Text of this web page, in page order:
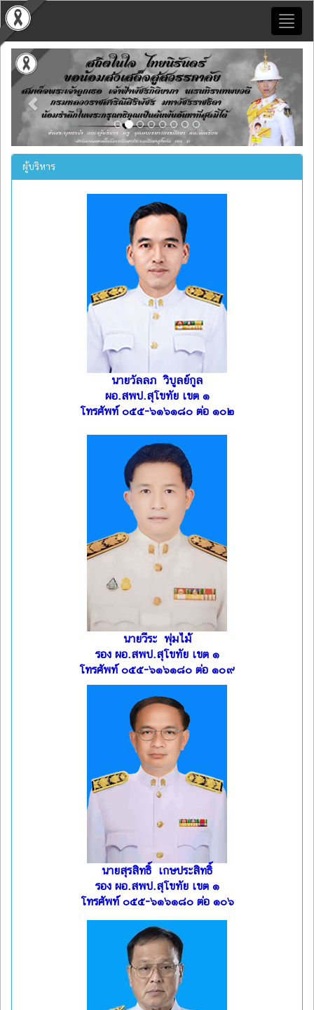
Previous
ผู้บริหาร
นายวัลลภ วิบูลย์กูล
ผอ.สพป.สุโขทัย เขต ๑
โทรศัพท์ ๐๕๕-๖๑๖๑๘๐ ต่อ ๑๐๒
นายวีระ พุ่มไม้
รอง ผอ.สพป.สุโขทัย เขต ๑
โทรศัพท์ ๐๕๕-๖๑๖๑๘๐ ต่อ ๑๐๙
นายสุรสิทธิ์ เกษประสิทธิ์
รอง ผอ.สพป.สุโขทัย เขต ๑
โทรศัพท์ ๐๕๕-๖๑๖๑๘๐ ต่อ ๑๐๖